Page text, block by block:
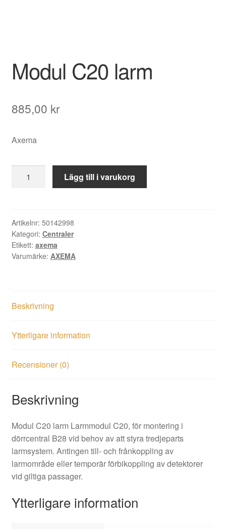
Modul C20 larm
885,00 kr
Axema
Lägg till i varukorg
Artikelnr: 50142998
Kategori: Centraler
Etikett: axema
Varumärke: AXEMA
Beskrivning
Ytterligare information
Recensioner (0)
Beskrivning
Modul C20 larm Larmmodul C20, för montering i
dörrcentral B28 vid behov av att styra tredjeparts
larmsystem. Antingen till- och frånkoppling av
larmområde eller temporär förbikoppling av detektorer
vid giltiga passager.
Ytterligare information